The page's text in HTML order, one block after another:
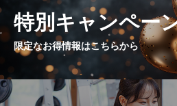
特別キャンペー
限定なお得情報はこちらから